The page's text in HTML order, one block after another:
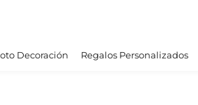
Decoración Regalos Personalizados